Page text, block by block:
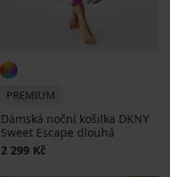
PREMIUM
Dámská noční košilka DKNY
Sweet Escape dlouhá
2 299 Kč